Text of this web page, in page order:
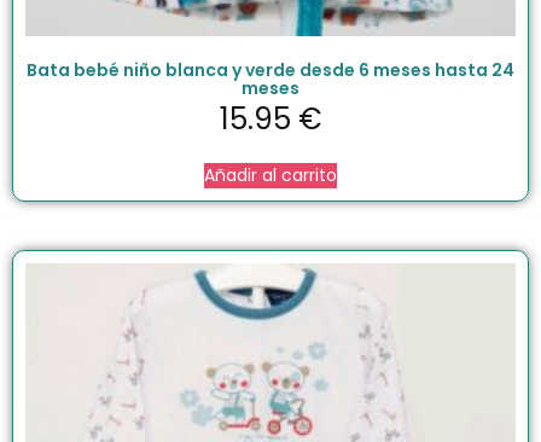
Bata bebé niño blanca y verde desde 6 meses hasta 24
meses
15.95 €
Añadir al carrito